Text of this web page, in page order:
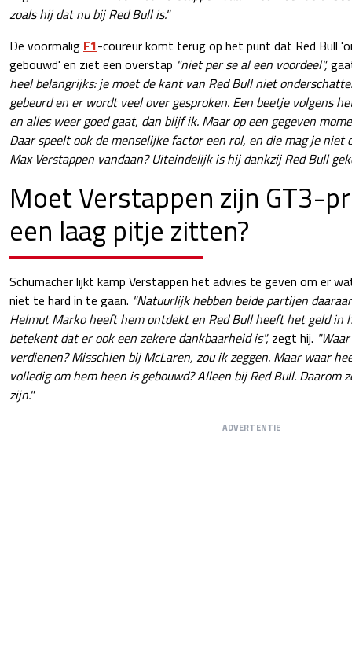
zoals hij dat nu bij Red Bull is."
De voormalig F1-coureur komt terug op het punt dat Red Bull
gebouwd' en ziet een overstap "niet per se al een voordeel",
heel belangrijks: je moet de kant van Red Bull niet
gebeurd en er wordt veel over gesproken. Een beetje volgens
en alles weer goed gaat, dan blijf ik. Maar op een gegeven
Daar speelt ook de menselijke factor een rol, en die mag je
Max Verstappen vandaan? Uiteindelijk is hij dankzij Red Bull
Moet Verstappen zijn GT3-
een laag pitje zitten?
Schumacher lijkt kamp Verstappen het advies te geven om er
niet te hard in te gaan. "Natuurlijk hebben beide partijen
Helmut Marko heeft hem ontdekt en Red Bull heeft het geld in
betekent dat er ook een zekere dankbaarheid is", zegt hij.
verdienen? Misschien bij McLaren, zou ik zeggen. Maar waar
volledig om hem heen is gebouwd? Alleen bij Red Bull. Daarom
zijn."
ADVERTENTIE